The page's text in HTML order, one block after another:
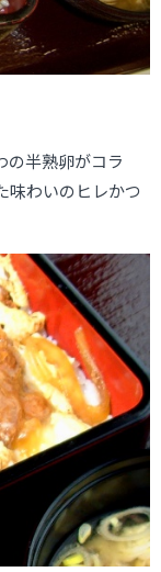
の半熟卵がコラ
味わいのヒレかつ